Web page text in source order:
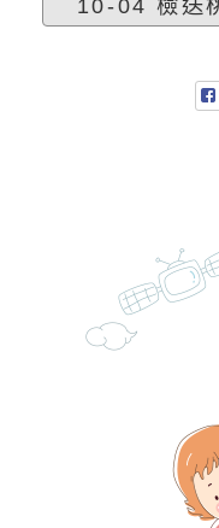
北、
少意
月至8
多元
不只
門工
檢送
月份
桃園
成長
文化
材應
有關
「桃
情緒
施計
有關
「生
議題
檢送
託播
有關
團學
有關
10-04 檢送